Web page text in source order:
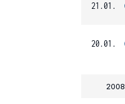
21.01.
20.01.
2008